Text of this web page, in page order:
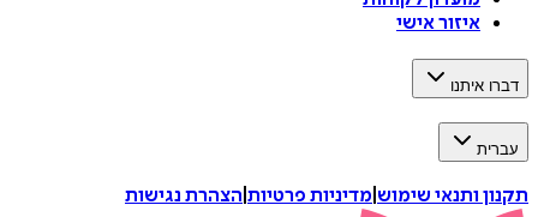
איזור אישי
דברו איתנו
עברית
תקנון ותנאי שימוש מדיניות פרטיות הצהרת נגישות